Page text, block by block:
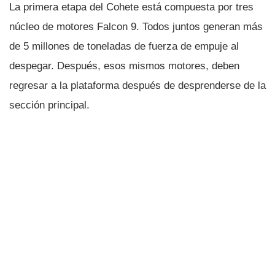
La primera etapa del Cohete está compuesta por tres
núcleo de motores Falcon 9. Todos juntos generan más
de 5 millones de toneladas de fuerza de empuje al
despegar. Después, esos mismos motores, deben
regresar a la plataforma después de desprenderse de la
sección principal.